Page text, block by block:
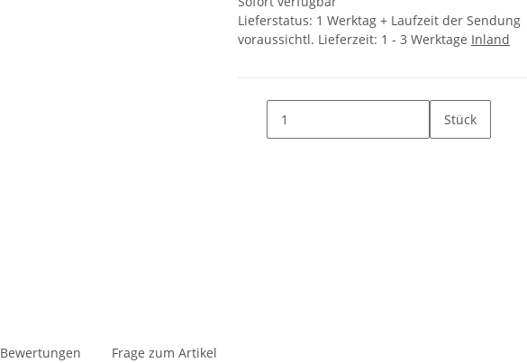
Lieferstatus: 1 Werktag + Laufzeit der Sendung
voraussichtl. Lieferzeit: 1 - 3 Werktage Inland
Stück
Bewertungen Frage zum Artikel